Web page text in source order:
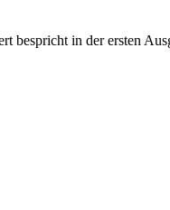
bespricht in der ersten